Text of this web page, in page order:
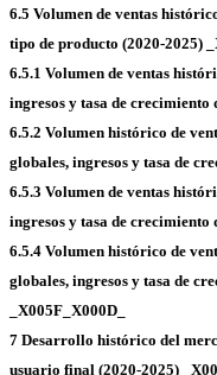
6.5 Volumen de ventas
tipo de producto (2020-2025)
6.5.1 Volumen de ventas
ingresos y tasa de
6.5.2 Volumen histórico de
globales, ingresos y tasa de
6.5.3 Volumen de ventas
ingresos y tasa de
6.5.4 Volumen histórico de
globales, ingresos y tasa de
_X005F_X000D_
7 Desarrollo histórico del
usuario final (2020-2025)